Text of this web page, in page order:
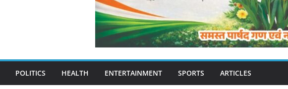
POLITICS HEALTH ENTERTAINMENT SPORTS ARTICLES